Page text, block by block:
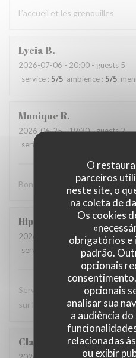
O
parceiros
neste site, o
na coleta de
Os cookies
obrigatórios e
padrão.
opcionais
opcionais
analisar sua
a audiência
relacionadas
ou exibir
L’accueil et les grenouilles
LyciaB
2026-07-06 - 20:00 - guests 5
service : 5/5 ambience : 5/5
MoniqueR
2026-06-25- 19:30 - guests 2
service
Bon accueil
Hippolyte
2026-06-22
- 19:30 - guests 2
service
ambience:5/5
Serveur très agréable
sur le pinard
Claude